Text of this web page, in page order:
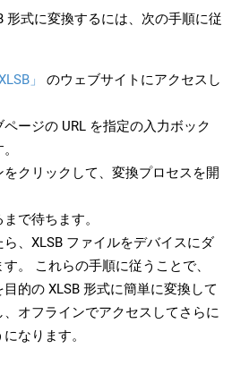
形式に変換するには、次の手順に従
」
のウェブサイトにアクセスし
ージの URL を指定の入力ボック
をクリックして、変換プロセスを開
で待ちます。
、XLSB ファイルをデバイスにダ
。 これらの手順に従うことで、
的の XLSB 形式に簡単に変換して
、オフラインでアクセスしてさらに
なります。